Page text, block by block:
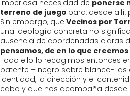
imperiosa necesidad de ponerse
terreno de juego para, desde
Sin embargo, que Vecinos por
una ideología concreta no
ausencia de coordenadas claras
pensamos, de en lo que
Todo ello lo recogimos entonces
patente – negro sobre blanco- las
identidad, la dirección y el
cabo y que nos acompaña desde